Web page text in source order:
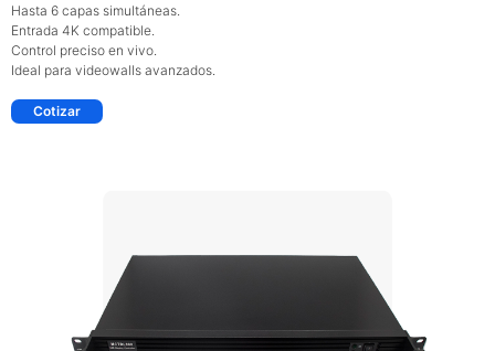
Hasta 6 capas simultáneas.
Entrada 4K compatible.
Control preciso en vivo.
Ideal para videowalls avanzados.
Cotizar